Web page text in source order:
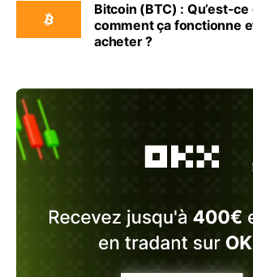
Bitcoin (BTC) : Qu’est-ce
comment ça fonctionne
acheter ?